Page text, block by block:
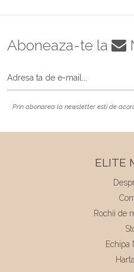
Aboneaza-te la
Prin abonarea la newsletter esti de
ELITE
Rochii de
Echipa